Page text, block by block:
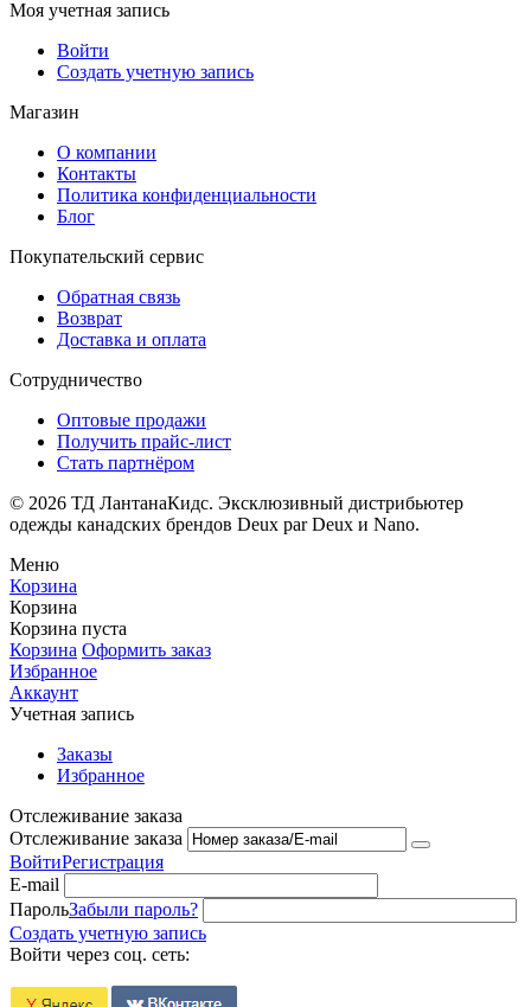
Моя учетная запись
Войти
Создать учетную запись
Магазин
О компании
Контакты
Политика конфиденциальности
Блог
Покупательский сервис
Обратная связь
Возврат
Доставка и оплата
Сотрудничество
Оптовые продажи
Получить прайс-лист
Стать партнёром
© 2026 ТД ЛантанаКидс. Эксклюзивный дистрибьютер
одежды канадских брендов Deux par Deux и Nano.
Меню
Корзина
Корзина
Корзина пуста
Корзина Оформить заказ
Избранное
Аккаунт
Учетная запись
Заказы
Избранное
Отслеживание заказа
Отслеживание заказа
ВойтиРегистрация
E-mail
ПарольЗабыли пароль?
Создать учетную запись
Войти через соц. сеть: